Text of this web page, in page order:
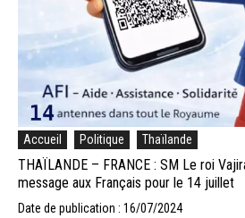
Accueil Politique Thaïlande
THAÏLANDE – FRANCE : SM Le roi
message aux Français pour le 14 juillet
Date de publication : 16/07/2024